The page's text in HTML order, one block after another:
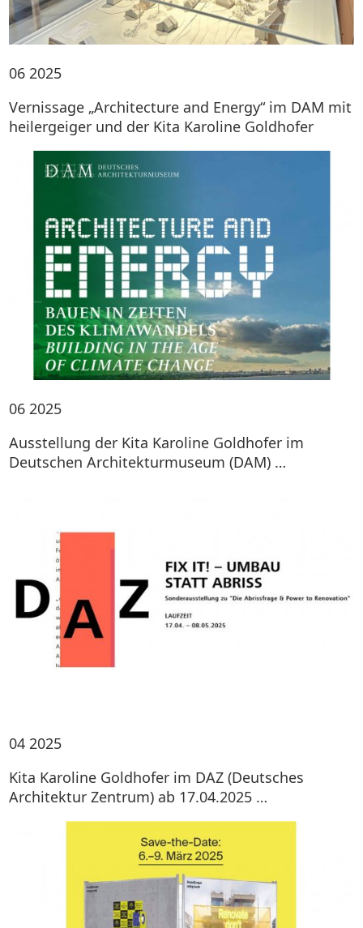
06 2025
Vernissage „Architecture and Energy“ im DAM mit
heilergeiger und der Kita Karoline Goldhofer
06 2025
Ausstellung der Kita Karoline Goldhofer im
Deutschen Architekturmuseum (DAM) …
04 2025
Kita Karoline Goldhofer im DAZ (Deutsches
Architektur Zentrum) ab 17.04.2025 …